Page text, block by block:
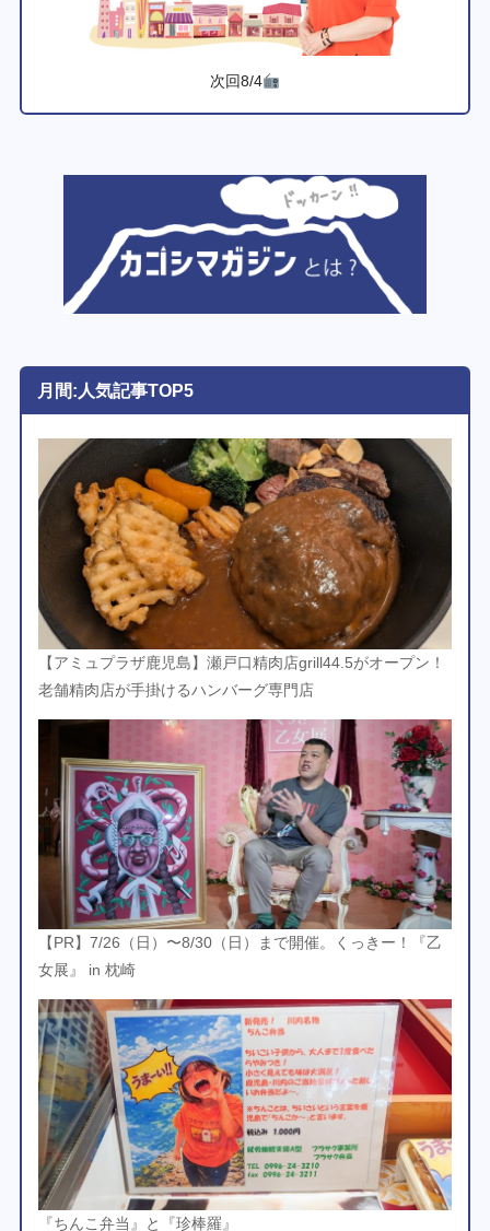
次回8/4
月間:人気記事TOP5
【アミュプラザ鹿児島】瀬戸口精肉店grill44.5がオープン！
老舗精肉店が手掛けるハンバーグ専門店
【PR】7/26（日）〜8/30（日）まで開催。くっきー！『乙
女展』 in 枕崎
『ちんこ弁当』と『珍棒羅』